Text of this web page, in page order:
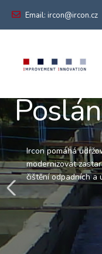
Email: ircon@ircon.cz
Ircon pomáhá
modernizovat
čištění odpadních a
Více
Disponujeme
mnohaletou
Asie, východní